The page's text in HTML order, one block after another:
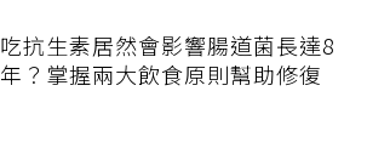
吃抗生素居然會影響腸道菌長達8
年？掌握兩大飲食原則幫助修復